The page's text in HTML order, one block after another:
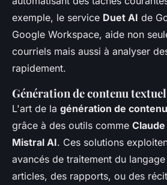
exemple, le service Duet AI de
Google Workspace, aide non
courriels mais aussi à analyser
rapidement.
Génération de contenu textuel
L'art de la génération de
grâce à des outils comme Claude
Mistral AI. Ces solutions
avancés de traitement du
articles, des rapports, ou des